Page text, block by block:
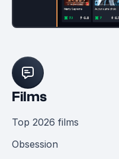
Films
Top 2026 films
Obsession